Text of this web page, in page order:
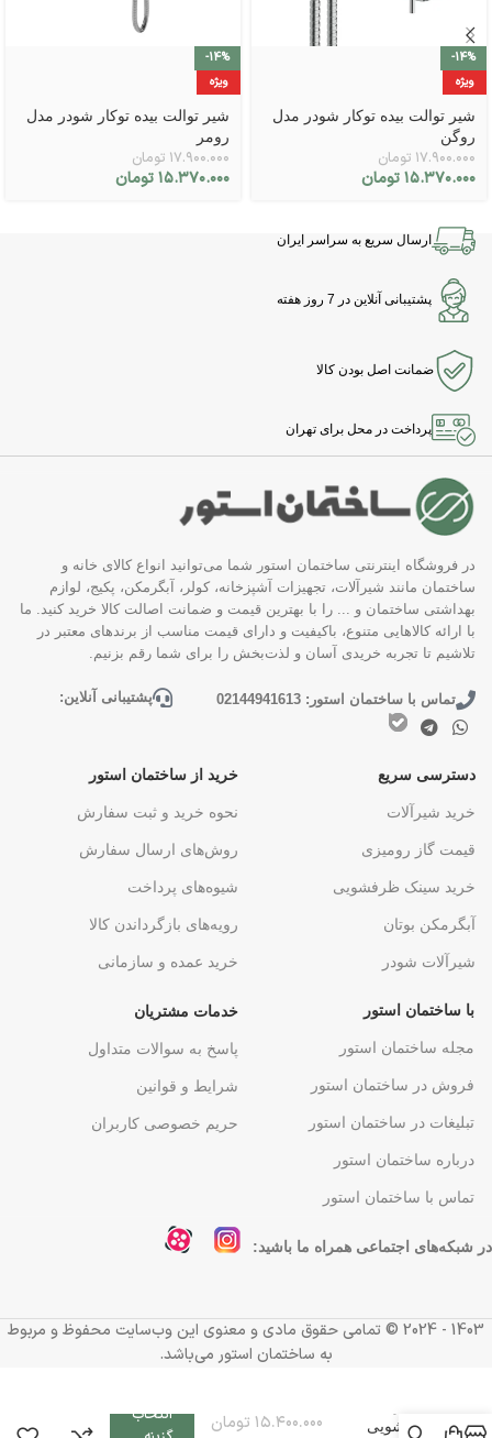
-14%
ویژه
شیر توالت بیده توکار شودر مدل
روگن
۱۷.۹۰۰.۰۰۰ تومان
۱۵.۳۷۰.۰۰۰تومان
-14%
ویژه
شیر توالت بیده توکار شودر مدل
رومر
۱۷.۹۰۰.۰۰۰ تومان
۱۵.۳۷۰.۰۰۰تومان
ارسال سریع به سراسر ایران
پشتیبانی آنلاین در 7 روز هفته
ضمانت اصل بودن کالا
پرداخت در محل برای تهران
در فروشگاه اینترنتی ساختمان استور شما می‌توانید انواع کالای خانه و
ساختمان مانند شیرآلات، تجهیزات آشپزخانه، کولر، آبگرمکن، پکیج، لوازم
بهداشتی ساختمان و ... را با بهترین قیمت و ضمانت اصالت کالا خرید کنید. ما
با ارائه کالاهایی متنوع، باکیفیت و دارای قیمت مناسب از برندهای معتبر در
تلاشیم تا تجربه خریدی آسان و لذت‌بخش را برای شما رقم بزنیم.
تماس با ساختمان استور: 02144941613 پشتیبانی آنلاین:
دسترسی سریع
خرید شیرآلات
قیمت گاز رومیزی
خرید سینک ظرفشویی
آبگرمکن بوتان
شیرآلات شودر
خرید از ساختمان استور
نحوه خرید و ثبت سفارش
روش‌های ارسال سفارش
شیوه‌های پرداخت
رویه‌های بازگرداندن کالا
خرید عمده و سازمانی
با ساختمان استور
مجله ساختمان استور
فروش در ساختمان استور
تبلیغات در ساختمان استور
درباره ساختمان استور
تماس با ساختمان استور
خدمات مشتریان
پاسخ به سوالات متداول
شرایط و قوانین
حریم خصوصی کاربران
در شبکه‌های اجتماعی همراه ما باشید:
1403 - 2024 ©️ تمامی حقوق مادی و معنوی این وب‌سایت محفوظ و مربوط
به ساختمان استور می‌باشد.
روشویی
۱۵.۴۰۰.۰۰۰ تومان
انتخاب